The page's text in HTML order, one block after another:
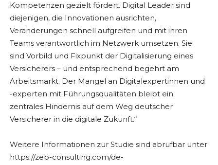
Kompetenzen gezielt fördert. Digital Leader sind
diejenigen, die Innovationen ausrichten,
Veränderungen schnell aufgreifen und mit ihren
Teams verantwortlich im Netzwerk umsetzen. Sie
sind Vorbild und Fixpunkt der Digitalisierung eines
Versicherers – und entsprechend begehrt am
Arbeitsmarkt. Der Mangel an Digitalexpertinnen und
-experten mit Führungsqualitäten bleibt ein
zentrales Hindernis auf dem Weg deutscher
Versicherer in die digitale Zukunft.“
Weitere Informationen zur Studie sind abrufbar unter
https://zeb-consulting.com/de-